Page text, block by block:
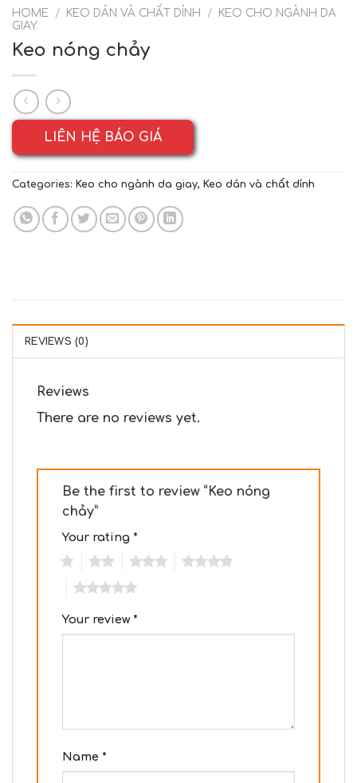
HOME / KEO DÁN VÀ CHẤT DÍNH /
KEO CHO NGÀNH DA
GIAY
Keo nóng chảy
LIÊN HỆ BÁO GIÁ
Categories: Keo cho ngành da giay, Keo dán và chất dính
REVIEWS (0)
Reviews
There are no reviews yet.
Be the first to review “Keo nóng
chảy”
Your rating *
Your review *
Name *